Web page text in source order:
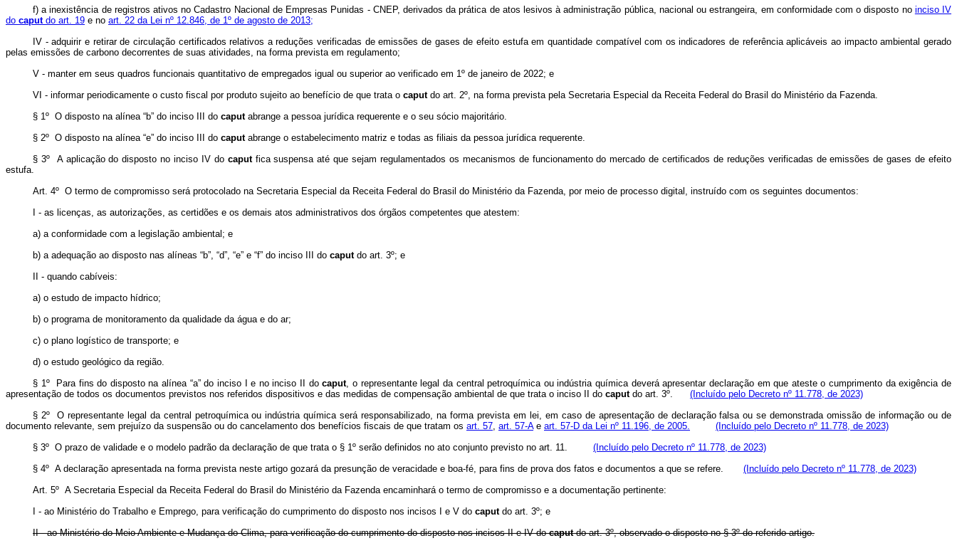
f) a inexistência de registros ativos no Cadastro Nacional de Empresas Punidas - CNEP, derivados da prática de atos lesivos à administração pública, nacional ou estrangeira, em conformidade com o disposto no inciso IV
do caputdo art. 19 e no art. 22 da Lei nº 12.846, de 1º de agosto de 2013;
IV - adquirir e retirar de circulação certificados relativos a reduções verificadas de emissões de gases de efeito estufa em quantidade compatível com os indicadores de referência aplicáveis ao impacto ambiental gerado
pelas emissões de carbono decorrentes de suas atividades, na forma prevista em regulamento;
V - manter em seus quadros funcionais quantitativo de empregados igual ou superior ao verificado em 1º de janeiro de 2022; e
VI - informar periodicamente o custo fiscal por produto sujeito ao benefício de que trata o caput do art. 2º, na forma prevista pela Secretaria Especial da Receita Federal do Brasil do Ministério da Fazenda.
§ 1º O disposto na alínea “b” do inciso III do caput abrange a pessoa jurídica requerente e o seu sócio majoritário.
§ 2º O disposto na alínea “e” do inciso III do caput abrange o estabelecimento matriz e todas as filiais da pessoa jurídica requerente.
§ 3º A aplicação do disposto no inciso IV do caput fica suspensa até que sejam regulamentados os mecanismos de funcionamento do mercado de certificados de reduções verificadas de emissões de gases de efeito
estufa.
Art. 4º O termo de compromisso será protocolado na Secretaria Especial da Receita Federal do Brasil do Ministério da Fazenda, por meio de processo digital, instruído com os seguintes documentos:
I - as licenças, as autorizações, as certidões e os demais atos administrativos dos órgãos competentes que atestem:
a) a conformidade com a legislação ambiental; e
b) a adequação ao disposto nas alíneas “b”, “d”, “e” e “f” do inciso III do caput do art. 3º; e
II - quando cabíveis:
a) o estudo de impacto hídrico;
b) o programa de monitoramento da qualidade da água e do ar;
c) o plano logístico de transporte; e
d) o estudo geológico da região.
§ 1º Para fins do disposto na alínea “a” do inciso I e no inciso II docaput, o representante legal da central petroquímica ou indústria química deverá apresentar declaração em que ateste o cumprimento da exigência de
apresentação de todos os documentos previstos nos referidos dispositivos e das medidas de compensação ambiental de que trata o inciso II do caputdo art. 3º. (Incluído pelo Decreto nº 11.778, de 2023)
§ 2º O representante legal da central petroquímica ou indústria química será responsabilizado, na forma prevista em lei, em caso de apresentação de declaração falsa ou se demonstrada omissão de informação ou de
documento relevante, sem prejuízo da suspensão ou do cancelamento dos benefícios fiscais de que tratam os art. 57, art. 57-Ae art. 57-D da Lei nº 11.196, de 2005.
(Incluído pelo Decreto nº 11.778, de 2023)
§ 3º O prazo de validade e o modelo padrão da declaração de que trata o § 1º serão definidos no ato conjunto previsto no art. 11. (Incluído pelo Decreto nº 11.778, de 2023)
§ 4º A declaração apresentada na forma prevista neste artigo gozará da presunção de veracidade e boa-fé, para fins de prova dos fatos e documentos a que se refere. (Incluído pelo Decreto nº 11.778, de 2023)
Art. 5º A Secretaria Especial da Receita Federal do Brasil do Ministério da Fazenda encaminhará o termo de compromisso e a documentação pertinente:
I - ao Ministério do Trabalho e Emprego, para verificação do cumprimento do disposto nos incisos I e V do caput do art. 3º; e
II - ao Ministério do Meio Ambiente e Mudança do Clima, para verificação do cumprimento do disposto nos incisos II e IV docaputdo art. 3º, observado o disposto no § 3º do referido artigo.